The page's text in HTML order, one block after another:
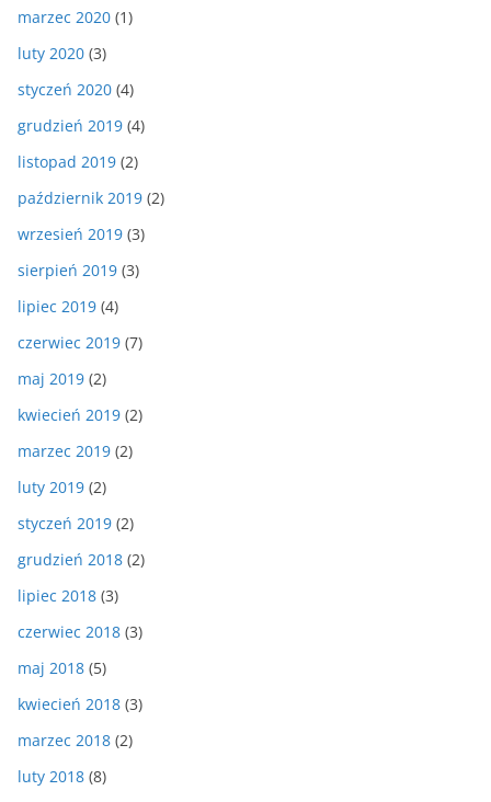
marzec 2020 (1)
luty 2020 (3)
styczeń 2020 (4)
grudzień 2019 (4)
listopad 2019 (2)
październik 2019 (2)
wrzesień 2019 (3)
sierpień 2019 (3)
lipiec 2019 (4)
czerwiec 2019 (7)
maj 2019 (2)
kwiecień 2019 (2)
marzec 2019 (2)
luty 2019 (2)
styczeń 2019 (2)
grudzień 2018 (2)
lipiec 2018 (3)
czerwiec 2018 (3)
maj 2018 (5)
kwiecień 2018 (3)
marzec 2018 (2)
luty 2018 (8)